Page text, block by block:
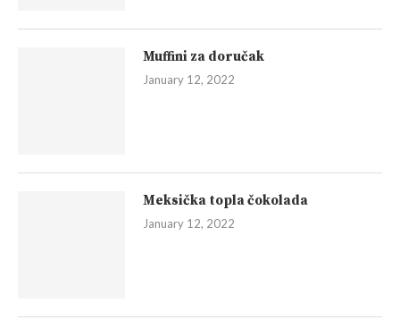
Muffini za doručak
January 12, 2022
Meksička topla čokolada
January 12, 2022